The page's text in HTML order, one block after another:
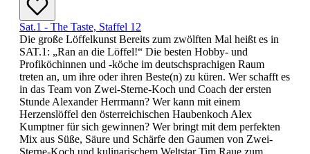
Sat.1 - The Taste, Staffel 12
Die große Löffelkunst Bereits zum zwölften Mal heißt es in
SAT.1: „Ran an die Löffel!“ Die besten Hobby- und
Profiköchinnen und -köche im deutschsprachigen Raum
treten an, um ihre oder ihren Beste(n) zu küren. Wer schafft es
in das Team von Zwei-Sterne-Koch und Coach der ersten
Stunde Alexander Herrmann? Wer kann mit einem
Herzenslöffel den österreichischen Haubenkoch Alex
Kumptner für sich gewinnen? Wer bringt mit dem perfekten
Mix aus Süße, Säure und Schärfe den Gaumen von Zwei-
Sterne-Koch und kulinarischem Weltstar Tim Raue zum